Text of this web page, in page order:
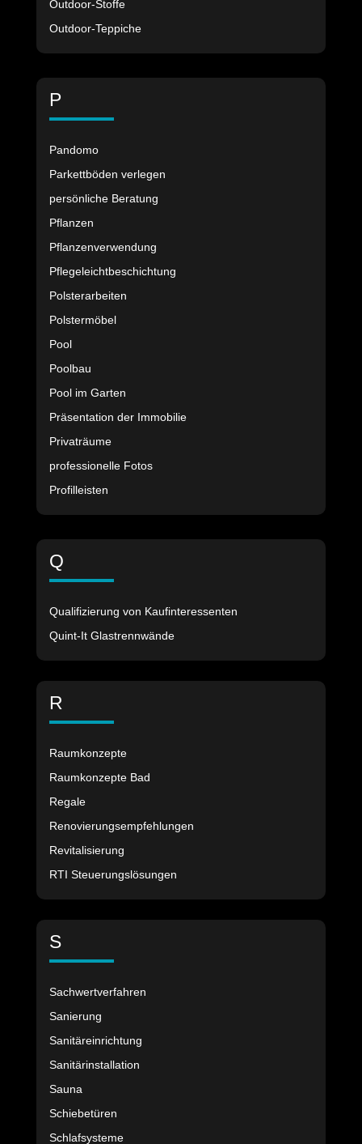
Outdoor-Stoffe
Outdoor-Teppiche
P
Pandomo
Parkettböden verlegen
persönliche Beratung
Pflanzen
Pflanzenverwendung
Pflegeleichtbeschichtung
Polsterarbeiten
Polstermöbel
Pool
Poolbau
Pool im Garten
Präsentation der Immobilie
Privaträume
professionelle Fotos
Profilleisten
Q
Qualifizierung von Kaufinteressenten
Quint-It Glastrennwände
R
Raumkonzepte
Raumkonzepte Bad
Regale
Renovierungsempfehlungen
Revitalisierung
RTI Steuerungslösungen
S
Sachwertverfahren
Sanierung
Sanitäreinrichtung
Sanitärinstallation
Sauna
Schiebetüren
Schlafsysteme